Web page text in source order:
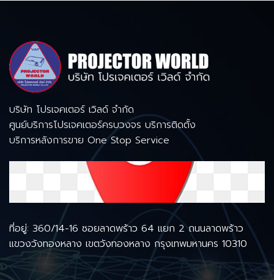
บริษัท โปรเจคเตอร์ เวิลด์ จำกัด
ศูนย์บริการโปรเจคเตอร์ครบวงจร บริการติดตั้ง
บริการหลังการขาย One Stop Service
ที่อยู่: 360/14-16 ซอยลาดพร้าว 64 แยก 2 ถนนลาดพร้าว
แขวงวังทองหลาง เขตวังทองหลาง กรุงเทพมหานคร 10310